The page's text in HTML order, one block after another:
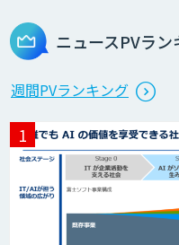
エッ
AIモ
ニュースPVラン
週間PVランキング